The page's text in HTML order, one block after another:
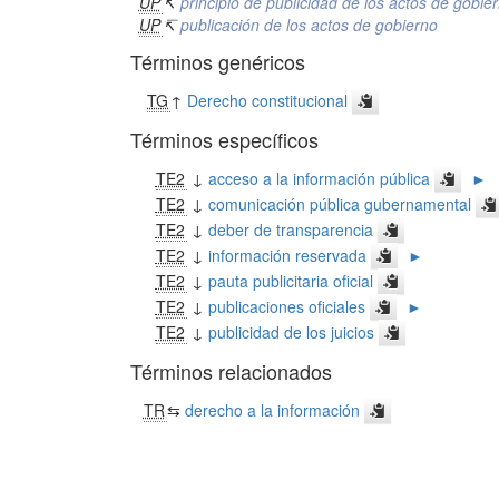
UP ↸publicación de los actos de gobierno
Términos genéricos
TG ↑ Derecho constitucional
Términos específicos
TE2 ↓ acceso a la información pública
►
TE2 ↓ comunicación pública gubernamental
TE2 ↓ deber de transparencia
TE2 ↓ información reservada
►
TE2 ↓ pauta publicitaria oficial
TE2 ↓ publicaciones oficiales
►
TE2 ↓ publicidad de los juicios
Términos relacionados
TR⇆ derecho a la información